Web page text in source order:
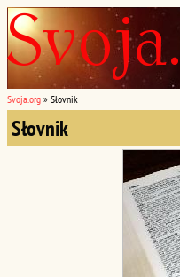
Svoja.org » Słovnik
Słovnik